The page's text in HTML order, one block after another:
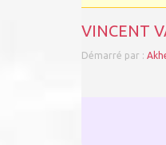
VINCENT
Démarré par :